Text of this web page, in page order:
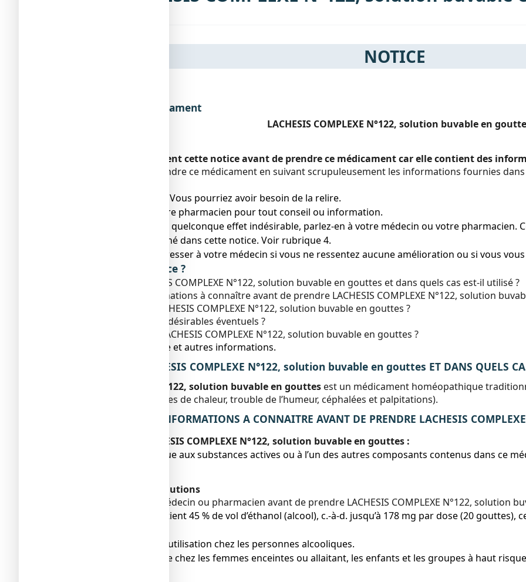
NOTICE
Dénomination du médicament
LACHESIS COMPLEXE N°122, solution buvable en
Veuillez lire attentivement cette notice avant de prendre ce médicament car elle contient des
Vous devez toujours prendre ce médicament en suivant scrupuleusement les informations fournies
● Gardez cette notice. Vous pourriez avoir besoin de la relire.
● Adressez-vous à votre pharmacien pour tout conseil ou information.
● Si vous ressentez un quelconque effet indésirable, parlez-en à votre médecin ou votre pharmacien.
ne serait pas mentionné dans cette notice. Voir rubrique 4.
● Vous devez vous adresser à votre médecin si vous ne ressentez aucune amélioration ou si vous
Que contient cette notice ?
1. Qu'est-ce que LACHESIS COMPLEXE N°122, solution buvable en gouttes et dans quels cas est-il utilisé ?
2. Quelles sont les informations à connaître avant de prendre LACHESIS COMPLEXE N°122, solution
3. Comment prendre LACHESIS COMPLEXE N°122, solution buvable en gouttes ?
4. Quels sont les effets indésirables éventuels ?
5. Comment conserver LACHESIS COMPLEXE N°122, solution buvable en gouttes ?
6. Contenu de l’emballage et autres informations.
1. QU’EST-CE QUE LACHESIS COMPLEXE N°122, solution buvable en gouttes ET DANS QUELS
LACHESIS COMPLEXE N°122, solution buvable en gouttes est un médicament homéopathique
de la ménopause (bouffées de chaleur, trouble de l’humeur, céphalées et palpitations).
2. QUELLES SONT LES INFORMATIONS A CONNAITRE AVANT DE PRENDRE LACHESIS
Ne prenez jamais LACHESIS COMPLEXE N°122, solution buvable en gouttes :
● si vous êtes allergique aux substances actives ou à l’un des autres composants contenus dans ce
Avertissements et précautions
Adressez-vous à votre médecin ou pharmacien avant de prendre LACHESIS COMPLEXE N°122, solution
● Ce médicament contient 45 % de vol d’éthanol (alcool), c.-à-d. jusqu’à 178 mg par dose (20
● Dangereux en cas d’utilisation chez les personnes alcooliques.
● À prendre en compte chez les femmes enceintes ou allaitant, les enfants et les groupes à haut